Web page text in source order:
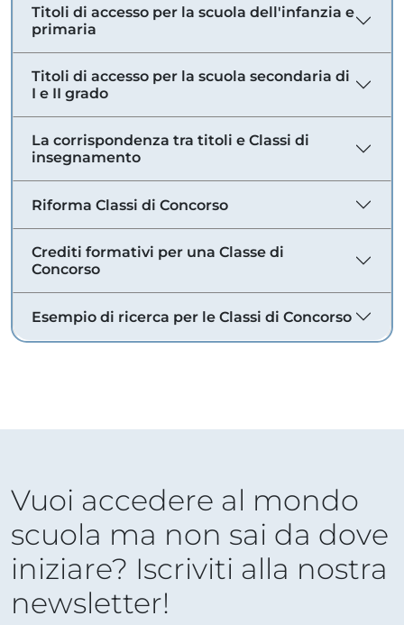
Titoli di accesso per la scuola dell'infanzia e
primaria
Titoli di accesso per la scuola secondaria di
I e II grado
La corrispondenza tra titoli e Classi di
insegnamento
Riforma Classi di Concorso
Crediti formativi per una Classe di
Concorso
Esempio di ricerca per le Classi di Concorso
Vuoi accedere al mondo
scuola ma non sai da dove
iniziare? Iscriviti alla nostra
newsletter!